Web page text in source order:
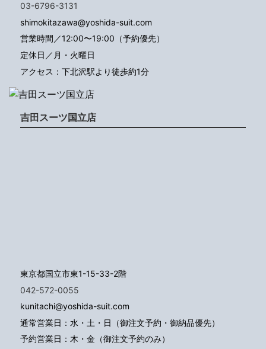
03-6796-3131
shimokitazawa@yoshida-suit.com
営業時間／12:00〜19:00（予約優先）
定休日／月・火曜日
アクセス：下北沢駅より徒歩約1分
吉田スーツ国立店
東京都国立市東1-15-33-2階
042-572-0055
kunitachi@yoshida-suit.com
通常営業日：水・土・日（御注文予約・御納品優先）
予約営業日：木・金（御注文予約のみ）